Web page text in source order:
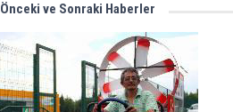
Önceki ve Sonraki Haberler